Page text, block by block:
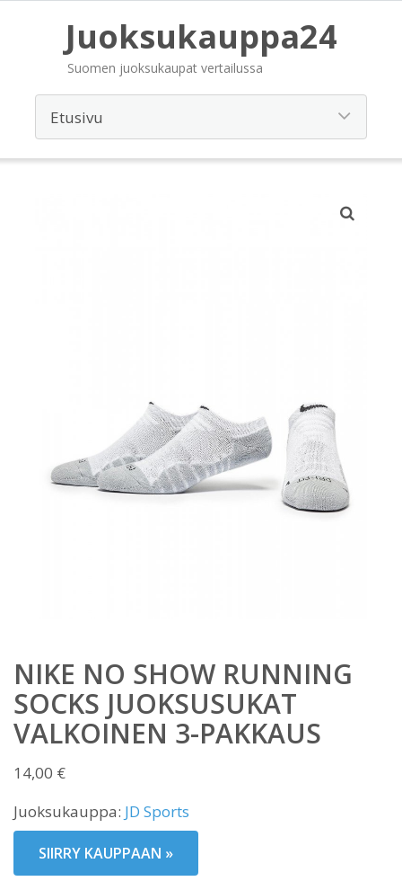
Juoksukauppa24
Suomen juoksukaupat vertailussa
NIKE NO SHOW RUNNING
SOCKS JUOKSUSUKAT
VALKOINEN 3-PAKKAUS
14,00 €
Juoksukauppa: JD Sports
SIIRRY KAUPPAAN »